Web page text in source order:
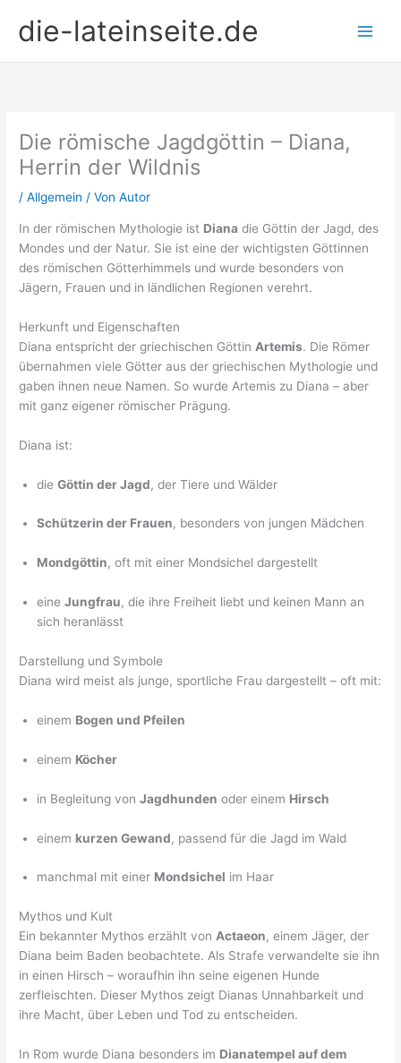
Inhaltdie-lateinseite.de
Die römische Jagdgöttin – Diana,
Herrin der Wildnis
/Allgemein / VonAutor
In der römischen Mythologie ist Diana die Göttin der Jagd, des
Mondes und der Natur. Sie ist eine der wichtigsten Göttinnen
des römischen Götterhimmels und wurde besonders von
Jägern, Frauen und in ländlichen Regionen verehrt.
Herkunft und Eigenschaften
Diana entspricht der griechischen Göttin Artemis. Die Römer
übernahmen viele Götter aus der griechischen Mythologie und
gaben ihnen neue Namen. So wurde Artemis zu Diana – aber
mit ganz eigener römischer Prägung.
Diana ist:
dieGöttin der Jagd, der Tiere und Wälder
Schützerin der Frauen, besonders von jungen Mädchen
Mondgöttin, oft mit einer Mondsichel dargestellt
eineJungfrau, die ihre Freiheit liebt und keinen Mann an
sich heranlässt
Darstellung und Symbole
Diana wird meist als junge, sportliche Frau dargestellt – oft mit:
einem Bogen und Pfeilen
einem Köcher
in Begleitung vonJagdhunden oder einem Hirsch
einem kurzen Gewand, passend für die Jagd im Wald
manchmal mit einer Mondsichel im Haar
Mythos und Kult
Ein bekannter Mythos erzählt vonActaeon, einem Jäger, der
Diana beim Baden beobachtete. Als Strafe verwandelte sie ihn
in einen Hirsch – woraufhin ihn seine eigenen Hunde
zerfleischten. Dieser Mythos zeigt Dianas Unnahbarkeit und
ihre Macht, über Leben und Tod zu entscheiden.
In Rom wurde Diana besonders im Dianatempel auf dem